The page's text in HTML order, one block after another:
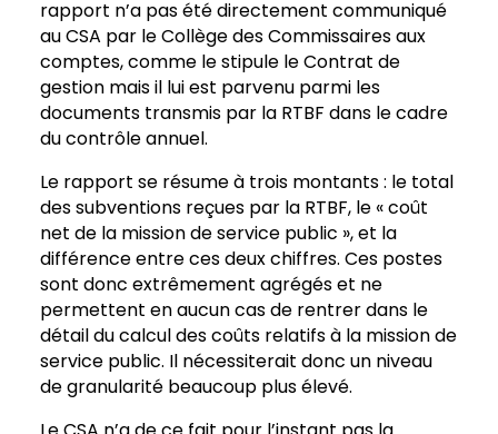
rapport n’a pas été directement communiqué
au CSA par le Collège des Commissaires aux
comptes, comme le stipule le Contrat de
gestion mais il lui est parvenu parmi les
documents transmis par la RTBF dans le cadre
du contrôle annuel.
Le rapport se résume à trois montants : le total
des subventions reçues par la RTBF, le « coût
net de la mission de service public », et la
différence entre ces deux chiffres. Ces postes
sont donc extrêmement agrégés et ne
permettent en aucun cas de rentrer dans le
détail du calcul des coûts relatifs à la mission de
service public. Il nécessiterait donc un niveau
de granularité beaucoup plus élevé.